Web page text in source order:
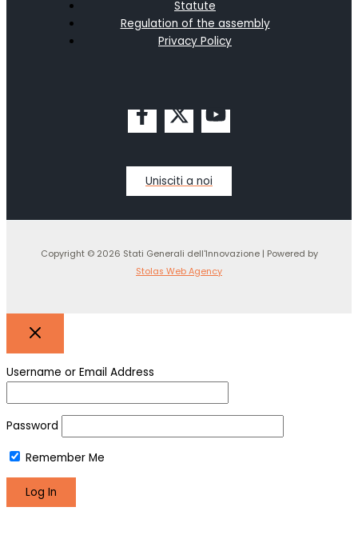
Statute
Regulation of the assembly
Privacy Policy
Unisciti a noi
Copyright © 2026 Stati Generali dell'Innovazione | Powered by
Stolas Web Agency
Username or Email Address
Password
Remember Me